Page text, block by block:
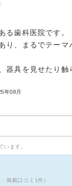
る歯科医院です。
り、まるでテー
器具を見せたり触
年08月
います。
掲載口コミ1件）